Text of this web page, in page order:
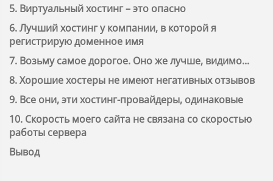
5. Виртуальный хостинг – это опасно
6. Лучший хостинг у компании, в которой я
регистрирую доменное имя
7. Возьму самое дорогое. Оно же лучше, видимо...
8. Хорошие хостеры не имеют негативных отзывов
9. Все они, эти хостинг-провайдеры, одинаковые
10. Скорость моего сайта не связана со скоростью
работы сервера
Вывод